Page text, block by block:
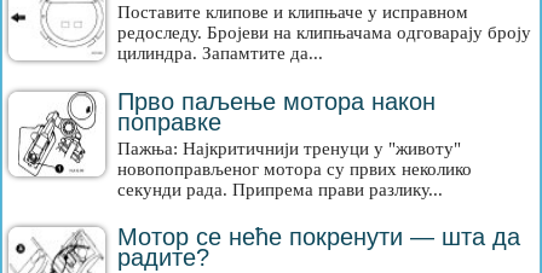
Поставите клипове и клипњаче у исправном
редоследу. Бројеви на клипњачама одговарају броју
цилиндра. Запамтите да...
Прво паљење мотора након
поправке
Пажња: Најкритичнији тренуци у "животу"
новопоправљеног мотора су првих неколико
секунди рада. Припрема прави разлику...
Мотор се неће покренути — шта да
радите?